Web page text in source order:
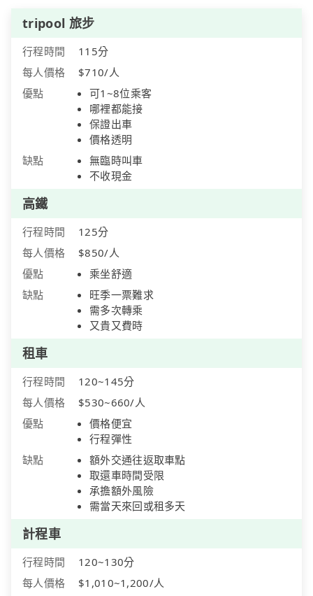
tripool 旅步
行程時間
115分
每人價格
$710/人
優點
可1~8位乘客
哪裡都能接
保證出車
價格透明
缺點
無臨時叫車
不收現金
高鐵
行程時間
125分
每人價格
$850/人
優點
乘坐舒適
缺點
旺季一票難求
需多次轉乘
又貴又費時
租車
行程時間
120~145分
每人價格
$530~660/人
優點
價格便宜
行程彈性
缺點
額外交通往返取車點
取還車時間受限
承擔額外風險
需當天來回或租多天
計程車
行程時間
120~130分
每人價格
$1,010~1,200/人